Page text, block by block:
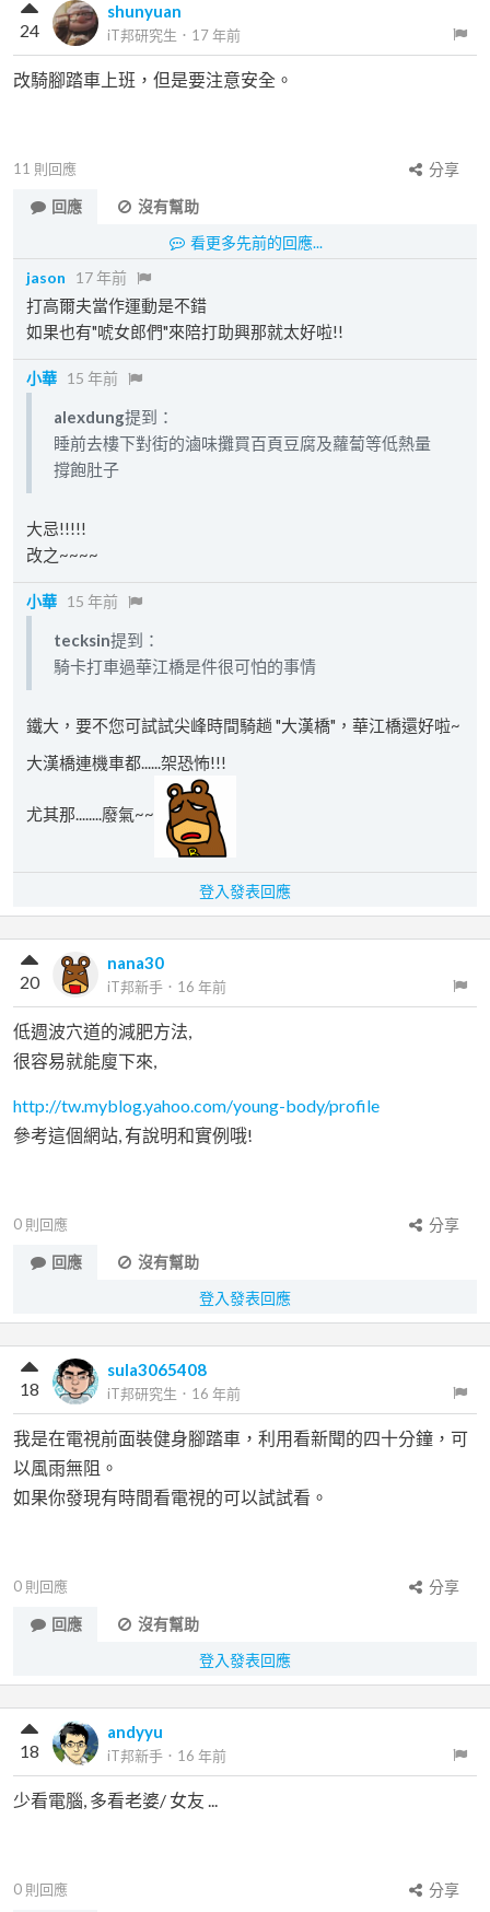
shunyuan
iT邦研究生 ． 17 年前
24
改騎腳踏車上班，但是要注意安全。
11 則回應
分享
回應
沒有幫助
看更多先前的回應...
jason
17 年前
打高爾夫當作運動是不錯
如果也有"唬女郎們"來陪打助興那就太好啦!!
小華 15 年前
alexdung提到：
睡前去樓下對街的滷味攤買百頁豆腐及蘿蔔等低熱量
撐飽肚子
大忌!!!!!
改之~~~~
小華 15 年前
tecksin提到：
騎卡打車過華江橋是件很可怕的事情
鐵大，要不您可試試尖峰時間騎趟 "大漢橋"，華江橋還好啦~
大漢橋連機車都......架恐怖!!!
尤其那........廢氣~~
登入發表回應
nana30
iT邦新手 ． 16 年前
20
低週波穴道的減肥方法,
很容易就能廋下來,
http://tw.myblog.yahoo.com/young-body/profile
參考這個網站, 有說明和實例哦!
0 則回應
分享
回應
沒有幫助
登入發表回應
sula3065408
iT邦研究生 ． 16 年前
18
我是在電視前面裝健身腳踏車，利用看新聞的四十分鐘，可
以風雨無阻。
如果你發現有時間看電視的可以試試看。
0 則回應
分享
回應
沒有幫助
登入發表回應
andyyu
iT邦新手 ． 16 年前
18
少看電腦, 多看老婆/ 女友 ...
0 則回應 分享